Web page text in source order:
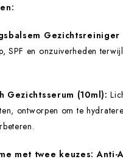
Gezichtsreiniger
SPF en onzuiverheden
Gezichtsserum (10ml):
ontworpen om te
met twee keuzes: Anti-